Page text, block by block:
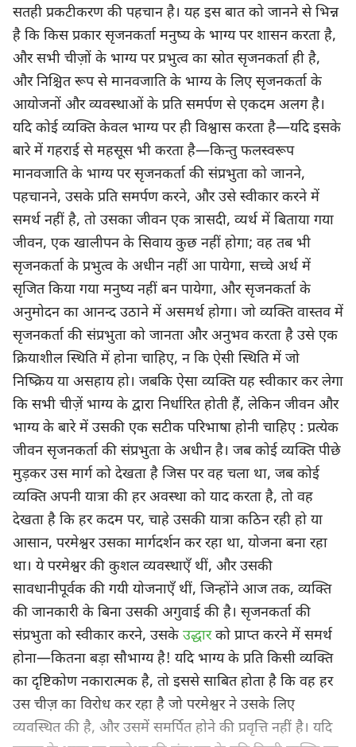
सतही प्रकटीकरण की पहचान है। यह इस बात को जानने से भिन्न
है कि किस प्रकार सृजनकर्ता मनुष्य के भाग्य पर शासन करता है,
और सभी चीज़ों के भाग्य पर प्रभुत्व का स्रोत सृजनकर्ता ही है,
और निश्चित रूप से मानवजाति के भाग्य के लिए सृजनकर्ता के
आयोजनों और व्यवस्थाओं के प्रति समर्पण से एकदम अलग है।
यदि कोई व्यक्ति केवल भाग्य पर ही विश्वास करता है—यदि इसके
बारे में गहराई से महसूस भी करता है—किन्तु फलस्वरूप
मानवजाति के भाग्य पर सृजनकर्ता की संप्रभुता को जानने,
पहचानने, उसके प्रति समर्पण करने, और उसे स्वीकार करने में
समर्थ नहीं है, तो उसका जीवन एक त्रासदी, व्यर्थ में बिताया गया
जीवन, एक खालीपन के सिवाय कुछ नहीं होगा; वह तब भी
सृजनकर्ता के प्रभुत्व के अधीन नहीं आ पायेगा, सच्चे अर्थ में
सृजित किया गया मनुष्य नहीं बन पायेगा, और सृजनकर्ता के
अनुमोदन का आनन्द उठाने में असमर्थ होगा। जो व्यक्ति वास्तव में
सृजनकर्ता की संप्रभुता को जानता और अनुभव करता है उसे एक
क्रियाशील स्थिति में होना चाहिए, न कि ऐसी स्थिति में जो
निष्क्रिय या असहाय हो। जबकि ऐसा व्यक्ति यह स्वीकार कर लेगा
कि सभी चीज़ें भाग्य के द्वारा निर्धारित होती हैं, लेकिन जीवन और
भाग्य के बारे में उसकी एक सटीक परिभाषा होनी चाहिए : प्रत्येक
जीवन सृजनकर्ता की संप्रभुता के अधीन है। जब कोई व्यक्ति पीछे
मुड़कर उस मार्ग को देखता है जिस पर वह चला था, जब कोई
व्यक्ति अपनी यात्रा की हर अवस्था को याद करता है, तो वह
देखता है कि हर कदम पर, चाहे उसकी यात्रा कठिन रही हो या
आसान, परमेश्वर उसका मार्गदर्शन कर रहा था, योजना बना रहा
था। ये परमेश्वर की कुशल व्यवस्थाएँ थीं, और उसकी
सावधानीपूर्वक की गयी योजनाएँ थीं, जिन्होंने आज तक, व्यक्ति
की जानकारी के बिना उसकी अगुवाई की है। सृजनकर्ता की
संप्रभुता को स्वीकार करने, उसके उद्धारको प्राप्त करने में समर्थ
होना—कितना बड़ा सौभाग्य है! यदि भाग्य के प्रति किसी व्यक्ति
का दृष्टिकोण नकारात्मक है, तो इससे साबित होता है कि वह हर
उस चीज़ का विरोध कर रहा है जो परमेश्वर ने उसके लिए
व्यवस्थित की है, और उसमें समर्पित होने की प्रवृत्ति नहीं है। यदि